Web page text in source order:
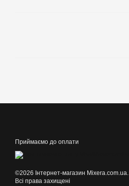
Приймаємо до оплати
©2026 Інтернет-магазин Mixera.com.ua.
Всі права захищені